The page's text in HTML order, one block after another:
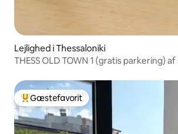
Lejlighed i Thessaloniki
THESS OLD TOWN 1 (gratis parkering)
Bedste gæstefavorit
Gæstefavorit